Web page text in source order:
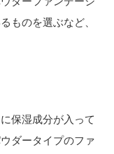
ものを選ぶなど、
保湿成分が入って
ダータイプのファ